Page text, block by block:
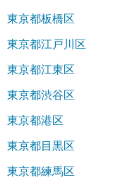
東京都板橋区
東京都江戸川区
東京都江東区
東京都渋谷区
東京都港区
東京都目黒区
東京都練馬区